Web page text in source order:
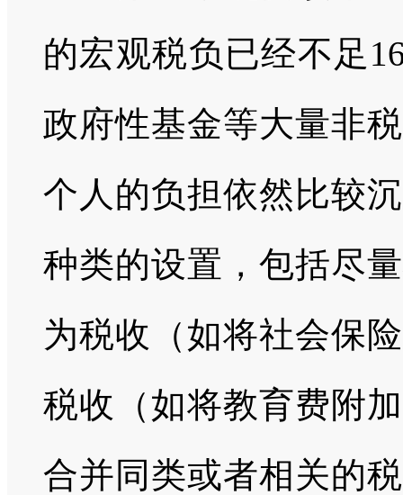
的宏观税负已经不足
政府性基金等大量非
个人的负担依然比较
种类的设置，包括尽
为税收（如将社会保
税收（如将教育费附
合并同类或者相关的